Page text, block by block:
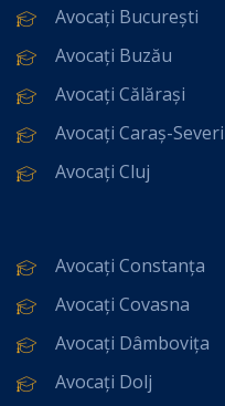
Avocați București
Avocați Buzău
Avocați Călărași
Avocați Caraș-
Avocați Cluj
Avocați Constanța
Avocați Covasna
Avocați Dâmbovița
Avocați Dolj